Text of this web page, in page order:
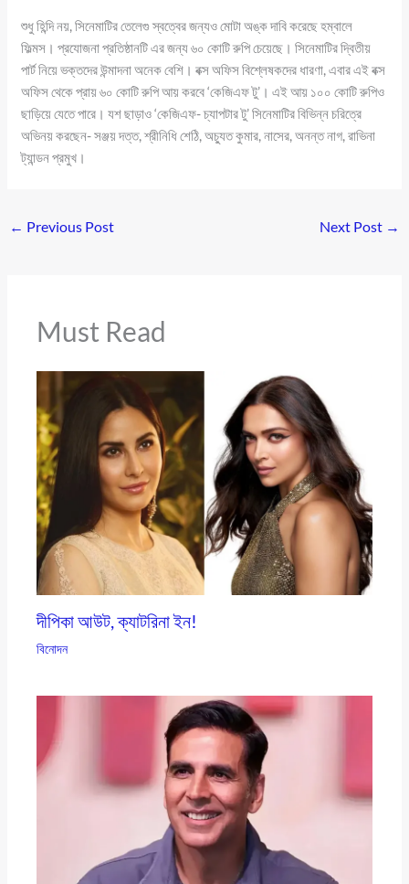
শুধু হিন্দি নয়, সিনেমাটির তেলেগু স্বত্বের জন্যও মোটা অঙ্ক দাবি করেছে হম্বালে
ফিল্মস। প্রযোজনা প্রতিষ্ঠানটি এর জন্য ৬০ কোটি রুপি চেয়েছে। সিনেমাটির দ্বিতীয়
পার্ট নিয়ে ভক্তদের উন্মাদনা অনেক বেশি। বক্স অফিস বিশ্লেষকদের ধারণা, এবার এই বক্স
অফিস থেকে প্রায় ৬০ কোটি রুপি আয় করবে ‘কেজিএফ টু’। এই আয় ১০০ কোটি রুপিও
ছাড়িয়ে যেতে পারে। যশ ছাড়াও ‘কেজিএফ- চ্যাপটার টু’ সিনেমাটির বিভিন্ন চরিত্রে
অভিনয় করছেন- সঞ্জয় দত্ত, শ্রীনিধি শেঠি, অচ্যুত কুমার, নাসের, অনন্ত নাগ, রাভিনা
ট্যান্ডন প্রমুখ।
← Previous Post Next Post →
Must Read
দীপিকা আউট, ক্যাটরিনা ইন!
বিনোদন